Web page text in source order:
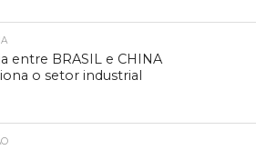
entre BRASIL e CHINA
o setor industrial